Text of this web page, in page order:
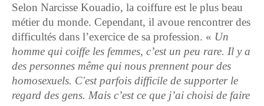
Selon Narcisse Kouadio, la coiffure est le plus beau
métier du monde. Cependant, il avoue rencontrer des
difficultés dans l’exercice de sa profession. « Un
homme qui coiffe les femmes, c’est un peu rare. Il y a
des personnes même qui nous prennent pour des
homosexuels. C'est parfois difficile de supporter le
regard des gens. Mais c’est ce que j’ai choisi de faire